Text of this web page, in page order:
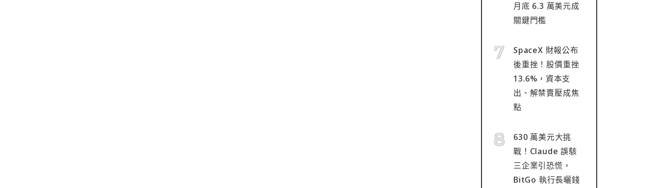
月底 6.3 萬美元成
關鍵門檻
SpaceX 財報公布
後重挫！股價重挫
13.6%，資本支
出、解禁賣壓成焦
點
630 萬美元大挑
戰！Claude 誤駭
三企業引恐慌，
BitGo 執行長曬錢